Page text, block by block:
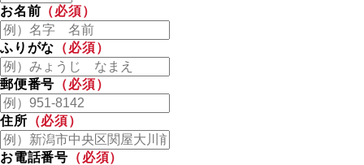
お名前 （必須）
ふりがな （必須）
郵便番号 （必須）
住所 （必須）
お電話番号 （必須）